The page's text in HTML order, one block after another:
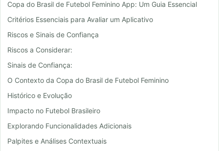
Copa do Brasil de Futebol Feminino App: Um Guia Essencial
Critérios Essenciais para Avaliar um Aplicativo
Riscos e Sinais de Confiança
Riscos a Considerar:
Sinais de Confiança:
O Contexto da Copa do Brasil de Futebol Feminino
Histórico e Evolução
Impacto no Futebol Brasileiro
Explorando Funcionalidades Adicionais
Palpites e Análises Contextuais